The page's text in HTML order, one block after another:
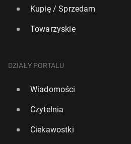
Kupię / Sprzedam
Towarzyskie
DZIAŁY PORTALU
Wiadomości
Czytelnia
Ciekawostki